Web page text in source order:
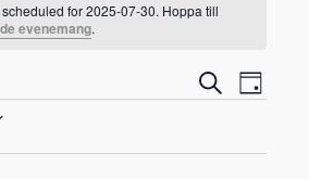
for 2025-07-30. Hoppa till
evenemang.
AND
Sök Dag